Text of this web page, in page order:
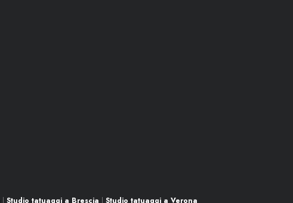
| Studio tatuaggi a Brescia | Studio tatuaggi a Verona